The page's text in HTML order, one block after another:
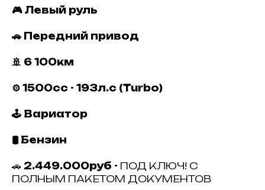
🎮 Левый руль
🚗 Передний привод
🚢 6 100км
⚙️ 1500сс - 193л.с (Turbo)
🕹 Вариатор
🛢 Бензин
🚗 2.449.000руб - ПОД КЛЮЧ! С
ПОЛНЫМ ПАКЕТОМ ДОКУМЕНТОВ